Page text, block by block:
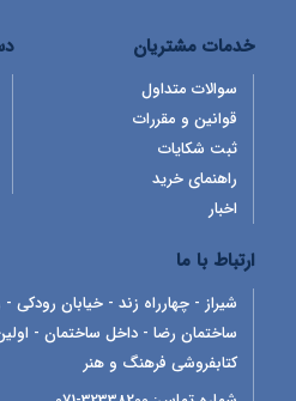
خدمات مشتریان
سوالات متداول
قوانین و مقررات
ثبت شکایات
راهنمای خرید
اخبار
ارتباط با ما
شیراز - چهارراه زند - خیابان
ساختمان رضا - داخل ساختمان -
کتابفروشی فرهنگ و هنر